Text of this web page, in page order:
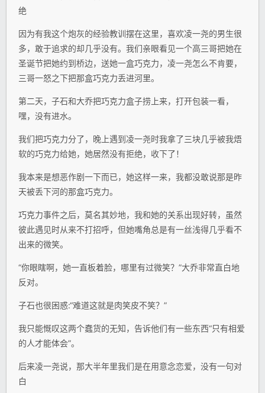
绝
因为有我这个炮灰的经验教训摆在这里，喜欢凌一尧的男生很
多，敢于追求的却几乎没有。我们亲眼看见一个高三哥把她在
圣诞节把她约到桥边，送她一盒巧克力，凌一尧怎么不肯要，
三哥一怒之下把那盒巧克力丢进河里。
第二天，子石和大乔把巧克力盒子捞上来，打开包装一看，
嘿，没有进水。
我们把巧克力分了，晚上遇到凌一尧时我拿了三块几乎被我焐
软的巧克力给她，她居然没有拒绝，收下了！
我本来是想恶作剧一下而已，她这样一来，我都没敢说那是昨
天被丢下河的那盒巧克力。
巧克力事件之后，莫名其妙地，我和她的关系出现好转，虽然
彼此遇见时从来不打招呼，但她嘴角总是有一丝浅得几乎看不
出来的微笑。
“你眼瞎啊，她一直板着脸，哪里有过微笑？”大乔非常直白地
反对。
子石也很困惑:“难道这就是肉笑皮不笑？”
我只能慨叹这两个蠢货的无知，告诉他们有一些东西“只有相爱
的人才能体会”。
后来凌一尧说，那大半年里我们是在用意念恋爱，没有一句对
白